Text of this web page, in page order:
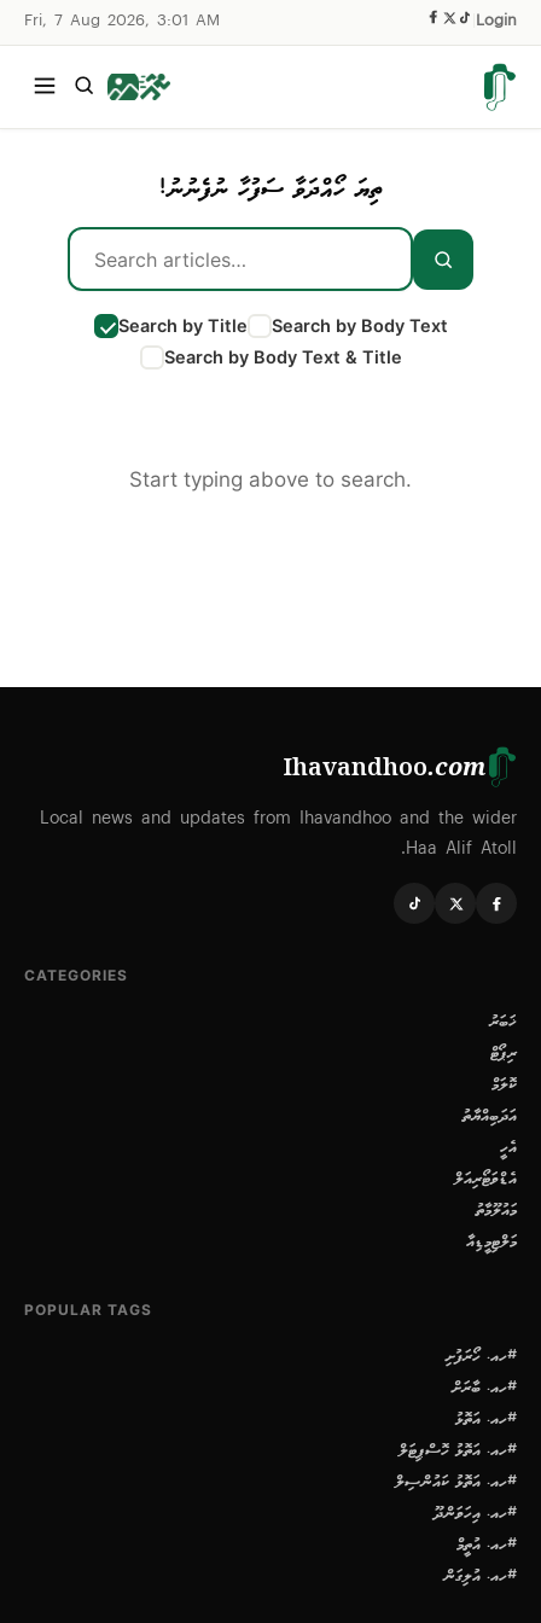
Fri, 7 Aug 2026, 3:01 AM Login
ތިޔަ ހޯއްދަވާ ސަފުހާ ނުފެނުނު!
Search by Title
Search by Body Text
Search by Body Text & Title
Start typing above to search.
Ihavandhoo.com
Local news and updates from Ihavandhoo and the wider
Haa Alif Atoll.
CATEGORIES
ޚަބަރު
ރިޕޯޓް
ކޮލަމް
އަދަބިއްޔާތު
އެހީ
އެޑްވަޓޯރިއަލް
މައުލޫމާތު
މަލްޓިމީޑިއާ
POPULAR TAGS
#ހއ. ހޯރަފުށި
#ހއ. ބާރަށް
#ހއ. އަތޮޅު
#ހއ. އަތޮޅު ހޮސްޕިޓަލް
#ހއ. އަތޮޅު ކައުންސިލް
#ހއ. އިހަވަންދޫ
#ހއ. އުތީމް
#ހއ. އުލިގަން